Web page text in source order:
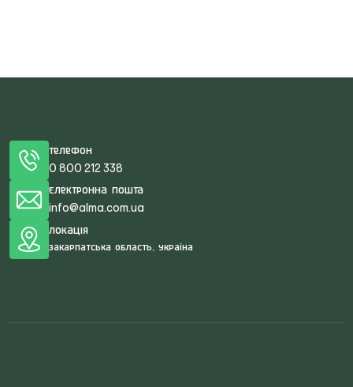
Телефон
0 800 212 338
Електронна пошта
info@alma.com.ua
Локація
Закарпатська область, Україна